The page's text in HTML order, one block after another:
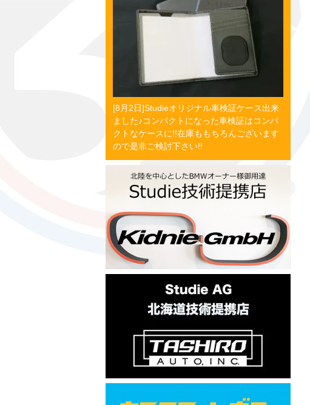
[8月2日]Studieオリジナル車検証ケース出来
ました♪コンパクトになった車検証はコンパ
クトなケースに!!在庫ももちろんございます
ので是非ご検討下さい!!